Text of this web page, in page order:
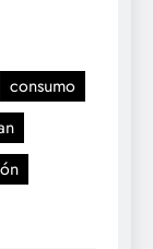
consumo